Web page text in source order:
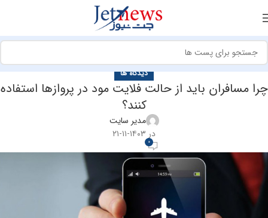
دیدگاه ها
چرا مسافران باید از حالت فلایت مود در پروازها استفاده
کنند؟
مدیر سایت
در ۱۴۰۳-۱۱-۲۱
0